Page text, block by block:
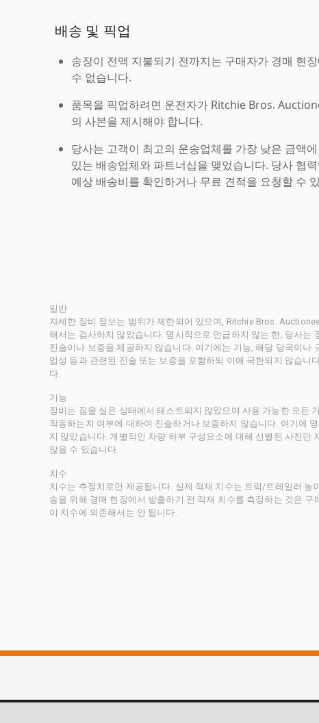
배송 및 픽업
송장이 전액 지불되기 전까지는 구매자가 경매 현
수 없습니다.
품목을 픽업하려면 운전자가 Ritchie Bros.
의 사본을 제시해야 합니다.
당사는 고객이 최고의 운송업체를 가장 낮은 금액
있는 배송업체와 파트너십을 맺었습니다. 당사 협
예상 배송비를 확인하거나 무료 견적을 요청할 수
일반
자세한 장비 정보는 범위가 제한되어 있으며, Ritchie Bros.
해서는 검사하지 않았습니다. 명시적으로 언급하지 않는 한, 당사
진술이나 보증을 제공하지 않습니다. 여기에는 기능, 해당 당국이
업성 등과 관련된 진술 또는 보증을 포함하되 이에 국한되지 않습니
다.
기능
장비는 짐을 실은 상태에서 테스트되지 않았으며 사용 가능한 모든
작동하는지 여부에 대하여 진술하거나 보증하지 않습니다. 여기에
지 않았습니다. 개별적인 차량 하부 구성요소에 대해 선별된 사진만
않을 수 있습니다.
치수
치수는 추정치로만 제공됩니다. 실제 적재 치수는 트럭/트레일러
송을 위해 경매 현장에서 방출하기 전 적재 치수를 측정하는 것은
이 치수에 의존해서는 안 됩니다.